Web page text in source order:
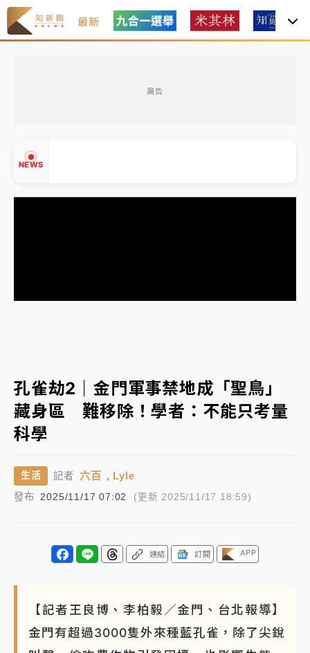
最新
廣告
NEWS
中信慈善基金會想增加董事人數！辜仲諒向法院聲請遭
駁 理由曝光
故宮《龍藏經》特展第2檔！今線上預約開賣一度塞車
雨熱區曝
旅局回應了
中信慈善基金會想增加董事人數！辜仲諒向法院聲請遭
駁 理由曝光
故宮《龍藏經》特展第2檔！今線上預約開賣一度塞車
周六起展出延長至晚上7時
父親節泡湯了！中颱白海豚雨彈轟3天 「紅到發紫」降
雨熱區曝
孔雀劫2｜金門軍事禁地成「聖鳥」
藏身區 難移除！學者：不能只考量
科學
生活 記者 六百 , Lyle
發布 2025/11/17 07:02 (更新 2025/11/17 18:59)
連結 訂閱 APP
【記者王良博、李柏毅／金門、台北報導】
金門有超過3000隻外來種藍孔雀，除了尖銳